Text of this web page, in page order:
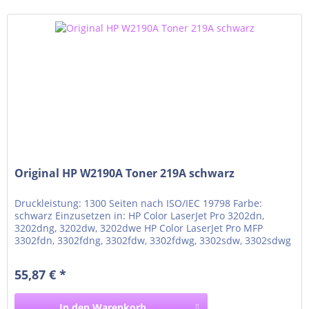
Original HP W2190A Toner 219A schwarz
Druckleistung: 1300 Seiten nach ISO/IEC 19798 Farbe:
schwarz Einzusetzen in: HP Color LaserJet Pro 3202dn,
3202dng, 3202dw, 3202dwe HP Color LaserJet Pro MFP
3302fdn, 3302fdng, 3302fdw, 3302fdwg, 3302sdw, 3302sdwg
55,87 € *